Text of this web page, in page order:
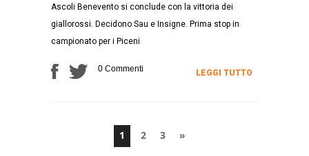
Ascoli Benevento si conclude con la vittoria dei
giallorossi. Decidono Sau e Insigne. Prima stop in
campionato per i Piceni
0 Commenti LEGGI TUTTO
1 2 3 »